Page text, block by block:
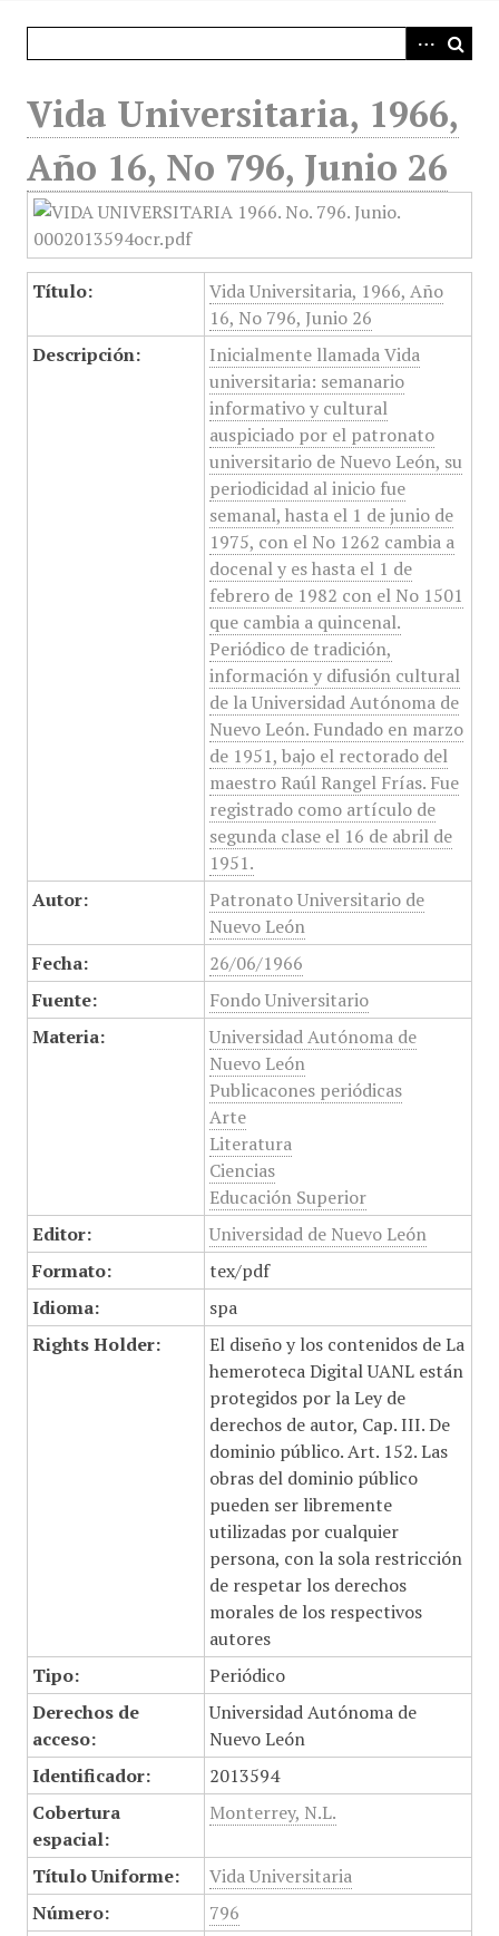
Vida Universitaria, 1966,
Año 16, No 796, Junio 26
Título:
Vida Universitaria, 1966, Año
16, No 796, Junio 26
Descripción:
Inicialmente llamada Vida
universitaria: semanario
informativo y cultural
auspiciado por el patronato
universitario de Nuevo León, su
periodicidad al inicio fue
semanal, hasta el 1 de junio de
1975, con el No 1262 cambia a
docenal y es hasta el 1 de
febrero de 1982 con el No 1501
que cambia a quincenal.
Periódico de tradición,
información y difusión cultural
de la Universidad Autónoma de
Nuevo León. Fundado en marzo
de 1951, bajo el rectorado del
maestro Raúl Rangel Frías. Fue
registrado como artículo de
segunda clase el 16 de abril de
1951.
Autor:
Patronato Universitario de
Nuevo León
Fecha:
26/06/1966
Fuente:
Fondo Universitario
Materia:
Universidad Autónoma de
Nuevo León
Publicacones periódicas
Arte
Literatura
Ciencias
Educación Superior
Editor:
Universidad de Nuevo León
Formato:
tex/pdf
Idioma:
spa
Rights Holder:
El diseño y los contenidos de La
hemeroteca Digital UANL están
protegidos por la Ley de
derechos de autor, Cap. III. De
dominio público. Art. 152. Las
obras del dominio público
pueden ser libremente
utilizadas por cualquier
persona, con la sola restricción
de respetar los derechos
morales de los respectivos
autores
Tipo:
Periódico
Derechos de
acceso:
Universidad Autónoma de
Nuevo León
Identificador:
2013594
Cobertura
espacial:
Monterrey, N.L.
Título Uniforme:
Vida Universitaria
Número:
796